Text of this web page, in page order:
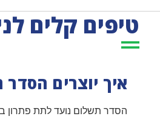
טיפים קלים
איך יוצרים
הסדר תשלום נועד לתת פתרון